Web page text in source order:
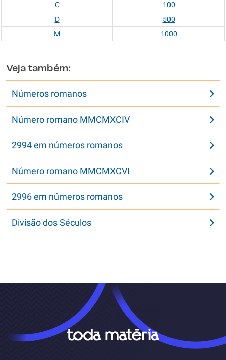
C
100
D
500
M
1000
Veja também:
Números romanos
Número romano MMCMXCIV
2994 em números romanos
Número romano MMCMXCVI
2996 em números romanos
Divisão dos Séculos